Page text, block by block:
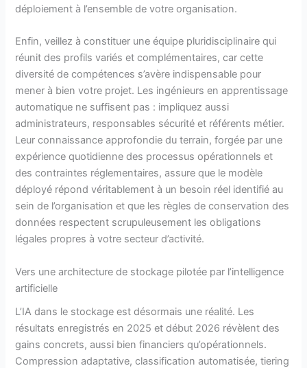
déploiement à l’ensemble de votre organisation.
Enfin, veillez à constituer une équipe pluridisciplinaire qui
réunit des profils variés et complémentaires, car cette
diversité de compétences s’avère indispensable pour
mener à bien votre projet. Les ingénieurs en apprentissage
automatique ne suffisent pas : impliquez aussi
administrateurs, responsables sécurité et référents métier.
Leur connaissance approfondie du terrain, forgée par une
expérience quotidienne des processus opérationnels et
des contraintes réglementaires, assure que le modèle
déployé répond véritablement à un besoin réel identifié au
sein de l’organisation et que les règles de conservation des
données respectent scrupuleusement les obligations
légales propres à votre secteur d’activité.
Vers une architecture de stockage pilotée par l’intelligence
artificielle
L’IA dans le stockage est désormais une réalité. Les
résultats enregistrés en 2025 et début 2026 révèlent des
gains concrets, aussi bien financiers qu’opérationnels.
Compression adaptative, classification automatisée, tiering